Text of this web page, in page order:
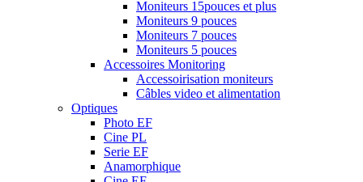
Moniteurs 15pouces et plus
Moniteurs 9 pouces
Moniteurs 7 pouces
Moniteurs 5 pouces
Accessoires Monitoring
Accessoirisation moniteurs
Câbles video et alimentation
Optiques
Photo EF
Cine PL
Serie EF
Anamorphique